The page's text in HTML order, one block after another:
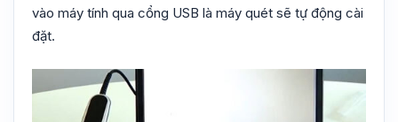
vào máy tính qua cổng USB là máy quét sẽ tự động cài
đặt.